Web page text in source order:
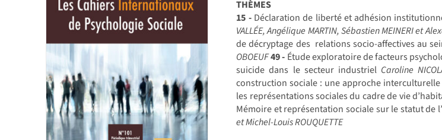
THÈMES
15 -Déclaration de liberté et adhésion
VALLÉE, Angélique MARTIN, Sébastien MEINERI et
de décryptage des relations socio-affectives au
OBOEUF49 - Étude exploratoire de facteurs
suicide dans le secteur industriel Caroline
construction sociale : une approche
les représentations sociales du cadre de vie
Mémoire et représentation sociale sur le statut de
et Michel-Louis ROUQUETTE